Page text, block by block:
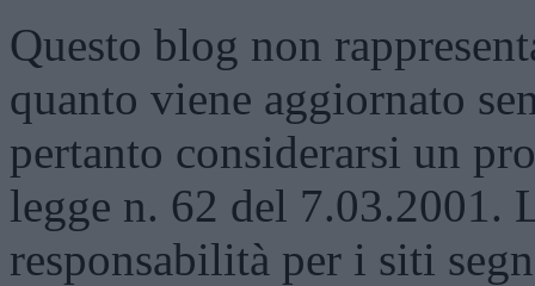
Questo blog non
quanto viene aggiornato
pertanto considerarsi un
legge n. 62 del 7.03.2001.
responsabilità per i siti